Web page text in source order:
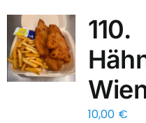
110.
10,00 €